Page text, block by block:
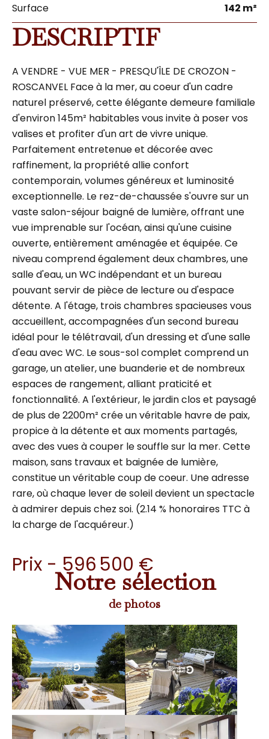
Surface 142 m²
DESCRIPTIF
A VENDRE - VUE MER - PRESQU'ÎLE DE CROZON -
ROSCANVEL Face à la mer, au coeur d'un cadre
naturel préservé, cette élégante demeure familiale
d'environ 145m² habitables vous invite à poser vos
valises et profiter d'un art de vivre unique.
Parfaitement entretenue et décorée avec
raffinement, la propriété allie confort
contemporain, volumes généreux et luminosité
exceptionnelle. Le rez-de-chaussée s'ouvre sur un
vaste salon-séjour baigné de lumière, offrant une
vue imprenable sur l'océan, ainsi qu'une cuisine
ouverte, entièrement aménagée et équipée. Ce
niveau comprend également deux chambres, une
salle d'eau, un WC indépendant et un bureau
pouvant servir de pièce de lecture ou d'espace
détente. A l'étage, trois chambres spacieuses vous
accueillent, accompagnées d'un second bureau
idéal pour le télétravail, d'un dressing et d'une salle
d'eau avec WC. Le sous-sol complet comprend un
garage, un atelier, une buanderie et de nombreux
espaces de rangement, alliant praticité et
fonctionnalité. A l'extérieur, le jardin clos et paysagé
de plus de 2200m² crée un véritable havre de paix,
propice à la détente et aux moments partagés,
avec des vues à couper le souffle sur la mer. Cette
maison, sans travaux et baignée de lumière,
constitue un véritable coup de coeur. Une adresse
rare, où chaque lever de soleil devient un spectacle
à admirer depuis chez soi. (2.14 % honoraires TTC à
la charge de l'acquéreur.)
Prix - 596 500 €
Notre sélection
de photos